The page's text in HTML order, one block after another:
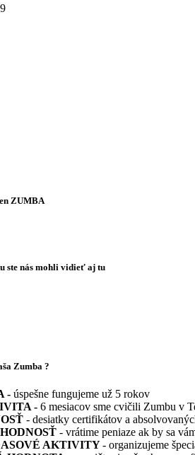
ZUMBA
ste nás mohli vidieť aj tu
Zumba ?
- úspešne fungujeme už 5 rokov
- 6 mesiacov sme cvičili Zumbu v
- desiatky certifikátov a
- vrátime peniaze ak by sa
AKTIVITY- organizujeme